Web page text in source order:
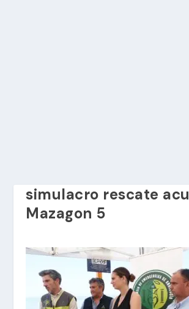
simulacro rescate
Mazagon 5